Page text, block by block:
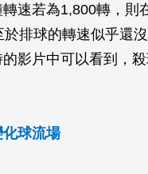
速若為1,800轉，則
排球的轉速似乎還
影片中可以看到，
球流場